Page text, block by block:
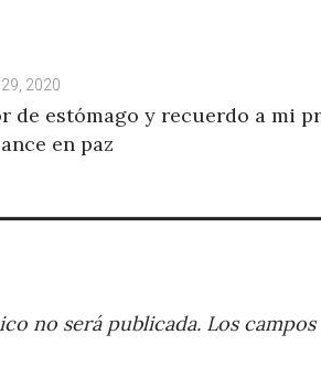
29, 2020
de estómago y recuerdo a mi
en paz
no será publicada. Los